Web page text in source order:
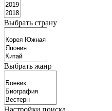
Выбрать страну
Выбрать жанр
Настройки поиска